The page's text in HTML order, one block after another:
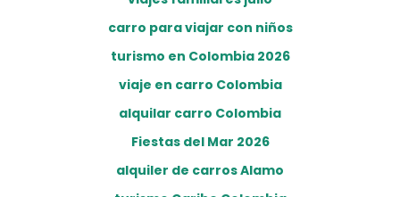
carro para viajar con niños
turismo en Colombia 2026
viaje en carro Colombia
alquilar carro Colombia
Fiestas del Mar 2026
alquiler de carros Alamo